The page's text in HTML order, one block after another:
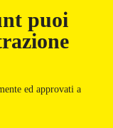
puoi
ed approvati a